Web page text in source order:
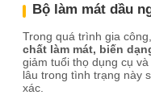
Bộ làm mát dầu
Trong quá trình gia
chất làm mát, biến
giảm tuổi thọ dụng cụ
lâu trong tình trạng này
xác.